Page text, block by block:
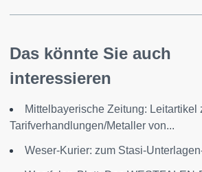
Das könnte Sie auch
interessieren
Mittelbayerische Zeitung: Leitartikel
Tarifverhandlungen/Metaller von...
Weser-Kurier: zum Stasi-